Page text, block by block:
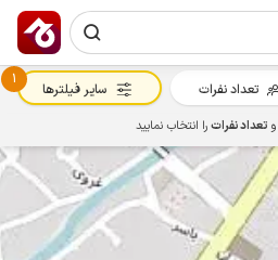
تعداد نفرات
1
سایر فیلترها
و تعداد نفراترا انتخاب نمایید